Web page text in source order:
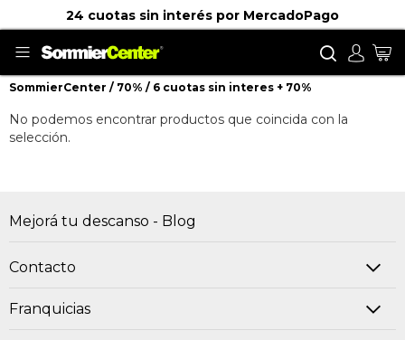
24 cuotas sin interés por MercadoPago
Buscar
SommierCenter 70% 6 cuotas sin interes + 70%
6 cuotas sin interes + 70%
No podemos encontrar productos que coincida con la
selección.
Mejorá tu descanso - Blog
Contacto
Franquicias